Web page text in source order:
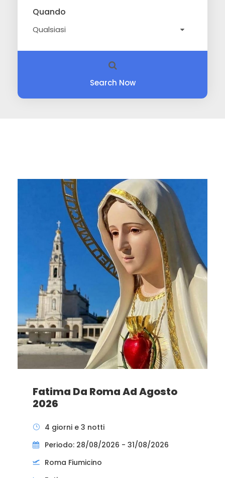
Quando
Search Now
Fatima Da Roma Ad Agosto
2026
4 giorni e 3 notti
Periodo: 28/08/2026 - 31/08/2026
Roma Fiumicino